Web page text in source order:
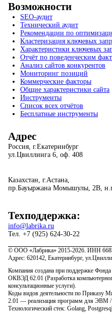
Возможности
SEO-аудит
Технический аудит
Рекомендации по
Кластеризация ключевых
Характеристики ключевых
Отчёт по поведенческим
Анализ сайтов конкурентов
Мониторинг позиций
Коммерческие факторы
Общие характеристики сайта
Инструменты
Список всех отчётов
Бесплатные инструменты
Адрес
Россия, г.Екатеринбург
ул.Цвиллинга 6, оф. 408
Казахстан, г.Астана,
пр.Бауыржана Момышулы, 2В,
Техподдержка:
info@labrika.ru
Тел. +7 (925) 624-30-22
© ООО «Лабрика» 2015-2026. ИНН
Адрес: 620142, Екатеринбург,
Компания создана при поддержке Фонда
ОКВЭД 62.01 (Разработка
консультационные услуги).
Коды видов деятельности по Приказу
2.01 — реализация программ для ЭВМ /
Технологический стек: Golang,